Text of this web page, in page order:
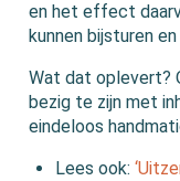
en het effect
kunnen bijsturen
Wat dat oplevert?
bezig te zijn met
eindeloos
Lees ook: